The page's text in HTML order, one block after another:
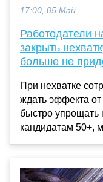
17:00, 05 Май
Работодатели
закрыть
больше не
При нехватке
ждать эффекта
быстро упрощать
кандидатам 50+,